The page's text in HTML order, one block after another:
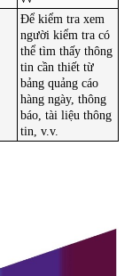
Để kiểm tra xem
người kiểm tra có
thể tìm thấy thông
tin cần thiết từ
bảng quảng cáo
hàng ngày, thông
báo, tài liệu thông
tin, v.v.